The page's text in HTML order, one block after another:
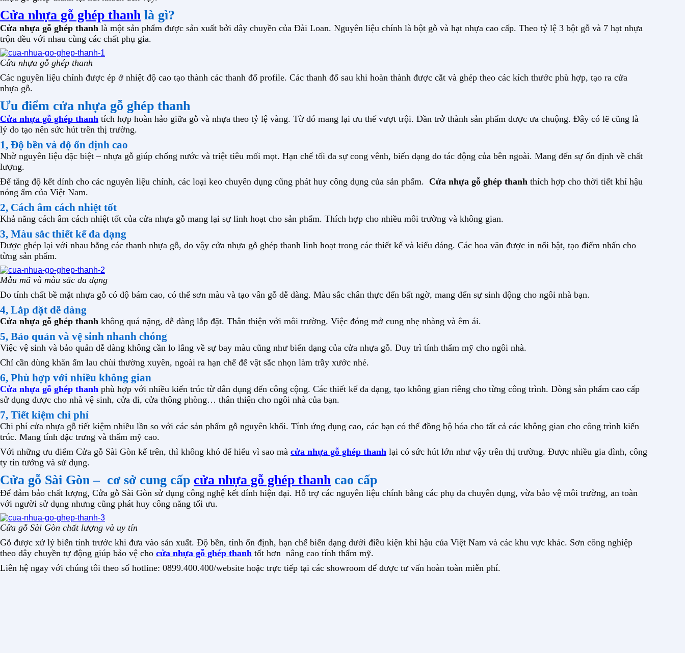
Cửa nhựa gỗ ghép thanh là gì?
Cửa nhựa gỗ ghép thanh là một sản phẩm được sản xuất bởi dây chuyền của Đài Loan. Nguyên liệu chính là bột gỗ và hạt nhựa cao cấp. Theo tỷ lệ 3 bột gỗ và 7 hạt nhựa
trộn đều với nhau cùng các chất phụ gia.
Cửa nhựa gỗ ghép thanh
Các nguyên liệu chính được ép ở nhiệt độ cao tạo thành các thanh đố profile. Các thanh đố sau khi hoàn thành được cắt và ghép theo các kích thước phù hợp, tạo ra cửa
nhựa gỗ.
Ưu điểm cửa nhựa gỗ ghép thanh
Cửa nhựa gỗ ghép thanh tích hợp hoàn hảo giữa gỗ và nhựa theo tỷ lệ vàng. Từ đó mang lại ưu thế vượt trội. Dần trở thành sản phẩm được ưa chuộng. Đây có lẽ cũng là
lý do tạo nên sức hút trên thị trường.
1, Độ bền và độ ổn định cao
Nhờ nguyên liệu đặc biệt – nhựa gỗ giúp chống nước và triệt tiêu mối mọt. Hạn chế tối đa sự cong vênh, biến dạng do tác động của bên ngoài. Mang đến sự ổn định về chất
lượng.
Để tăng độ kết dính cho các nguyên liệu chính, các loại keo chuyên dụng cũng phát huy công dụng của sản phẩm. Cửa nhựa gỗ ghép thanh thích hợp cho thời tiết khí hậu
nóng ẩm của Việt Nam.
2, Cách âm cách nhiệt tốt
Khả năng cách âm cách nhiệt tốt của cửa nhựa gỗ mang lại sự linh hoạt cho sản phẩm. Thích hợp cho nhiều môi trường và không gian.
3, Màu sắc thiết kế đa dạng
Được ghép lại với nhau bằng các thanh nhựa gỗ, do vậy cửa nhựa gỗ ghép thanh linh hoạt trong các thiết kế và kiểu dáng. Các hoa văn được in nổi bật, tạo điểm nhấn cho
từng sản phẩm.
Mẫu mã và màu sắc đa dạng
Do tính chất bề mặt nhựa gỗ có độ bám cao, có thể sơn màu và tạo vân gỗ dễ dàng. Màu sắc chân thực đến bất ngờ, mang đến sự sinh động cho ngôi nhà bạn.
4, Lắp đặt dễ dàng
Cửa nhựa gỗ ghép thanh không quá nặng, dễ dàng lắp đặt. Thân thiện với môi trường. Việc đóng mở cung nhẹ nhàng và êm ái.
5, Bảo quản và vệ sinh nhanh chóng
Việc vệ sinh và bảo quản dễ dàng không cần lo lắng về sự bay màu cũng như biến dạng của cửa nhựa gỗ. Duy trì tính thẩm mỹ cho ngôi nhà.
Chỉ cần dùng khăn ẩm lau chùi thường xuyên, ngoài ra hạn chế để vật sắc nhọn làm trầy xước nhé.
6, Phù hợp với nhiều không gian
Cửa nhựa gỗ ghép thanh phù hợp với nhiều kiến trúc từ dân dụng đến công cộng. Các thiết kế đa dạng, tạo không gian riêng cho từng công trình. Dòng sản phẩm cao cấp
sử dụng được cho nhà vệ sinh, cửa đi, cửa thông phòng… thân thiện cho ngôi nhà của bạn.
7, Tiết kiệm chi phí
Chi phí cửa nhựa gỗ tiết kiệm nhiều lần so với các sản phẩm gỗ nguyên khối. Tính ứng dụng cao, các bạn có thể đồng bộ hóa cho tất cả các không gian cho công trình kiến
trúc. Mang tính đặc trưng và thẩm mỹ cao.
Với những ưu điểm Cửa gỗ Sài Gòn kể trên, thì không khó để hiểu vì sao mà cửa nhựa gỗ ghép thanh lại có sức hút lớn như vậy trên thị trường. Được nhiều gia đình, công
ty tin tưởng và sử dụng.
Cửa gỗ Sài Gòn – cơ sở cung cấp cửa nhựa gỗ ghép thanh cao cấp
Để đảm bảo chất lượng, Cửa gỗ Sài Gòn sử dụng công nghệ kết dính hiện đại. Hỗ trợ các nguyên liệu chính bằng các phụ da chuyên dụng, vừa bảo vệ môi trường, an toàn
với người sử dụng nhưng cũng phát huy công năng tối ưu.
Cửa gỗ Sài Gòn chất lượng và uy tín
Gỗ được xử lý biến tính trước khi đưa vào sản xuất. Độ bền, tính ổn định, hạn chế biến dạng dưới điều kiện khí hậu của Việt Nam và các khu vực khác. Sơn công nghiệp
theo dây chuyền tự động giúp bảo vệ cho cửa nhựa gỗ ghép thanh tốt hơn nâng cao tính thẩm mỹ.
Liên hệ ngay với chúng tôi theo số hotline: 0899.400.400/website hoặc trực tiếp tại các showroom để được tư vấn hoàn toàn miễn phí.